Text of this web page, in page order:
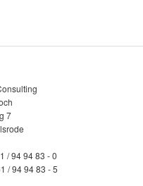
7
/ 94 94 83 - 0
/ 94 94 83 - 5